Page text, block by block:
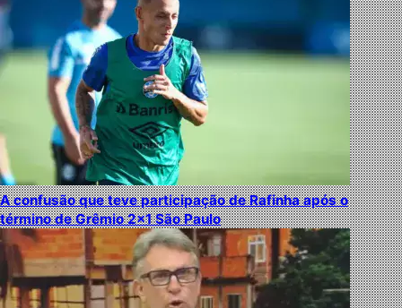
A confusão que teve participação de Rafinha após o
término de Grêmio 2×1 São Paulo